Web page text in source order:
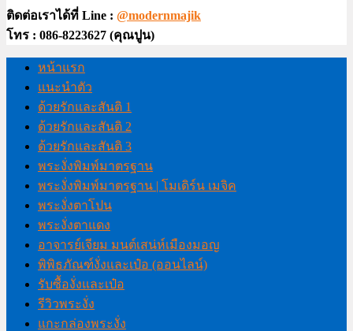
ติดต่อเราได้ที่ Line : @modernmajik
โทร : 086-8223627 (คุณปูน)
หน้าแรก
แนะนำตัว
ด้วยรักและสันติ 1
ด้วยรักและสันติ 2
ด้วยรักและสันติ 3
พระงั่งพิมพ์มาตรฐาน
พระงั่งพิมพ์มาตรฐาน | โมเดิร์น เมจิค
พระงั่งตาโปน
พระงั่งตาแดง
อาจารย์เจียม มนต์เสน่ห์เมืองมอญ
พิพิธภัณฑ์งั่งและเป๋อ (ออนไลน์)
รับซื้องั่งและเป๋อ
รีวิวพระงั่ง
แกะกล่องพระงั่ง